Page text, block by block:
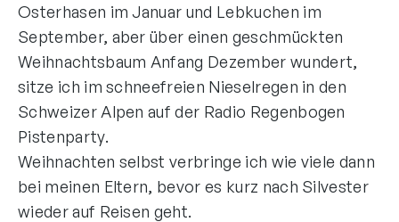
Osterhasen im Januar und Lebkuchen im
September, aber über einen geschmückten
Weihnachtsbaum Anfang Dezember wundert,
sitze ich im schneefreien Nieselregen in den
Schweizer Alpen auf der Radio Regenbogen
Pistenparty.
Weihnachten selbst verbringe ich wie viele dann
bei meinen Eltern, bevor es kurz nach Silvester
wieder auf Reisen geht.